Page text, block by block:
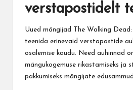
verstapostidelt
Uued mängijad The Walking Dead
teenida erinevaid verstapostide
osalemise kaudu. Need auhinnad
mängukogemuse rikastamiseks ja
pakkumiseks mängijate